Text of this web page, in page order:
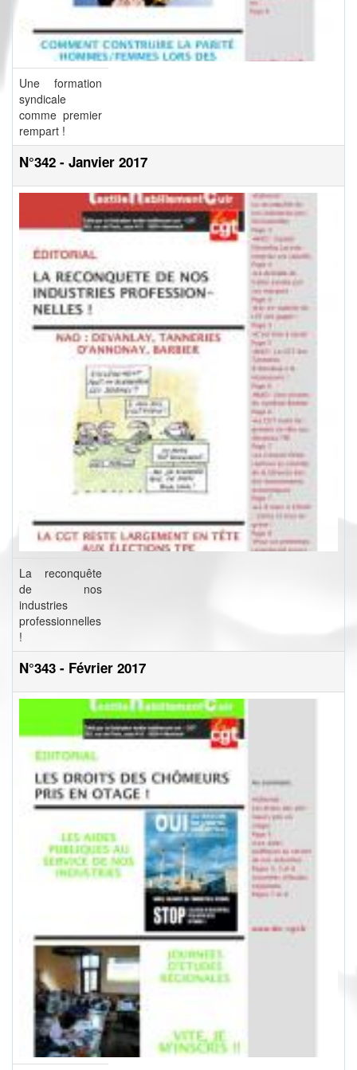
Une formation
syndicale
comme premier
rempart !
N°342 - Janvier 2017
La reconquête
de nos
industries
professionnelles
!
N°343 - Février 2017